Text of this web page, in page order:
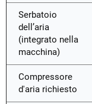
Serbatoio
dell’aria
(integrato nella
macchina)
Compressore
d'aria richiesto